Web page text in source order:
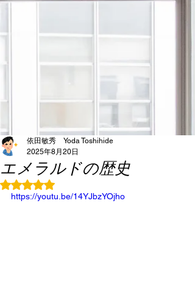
エメラルドの歴史
依田敏秀 Yoda Toshihide
2025年8月20日
5つ星のうちNaNと評価されています。
https://youtu.be/14YJbzYOjho